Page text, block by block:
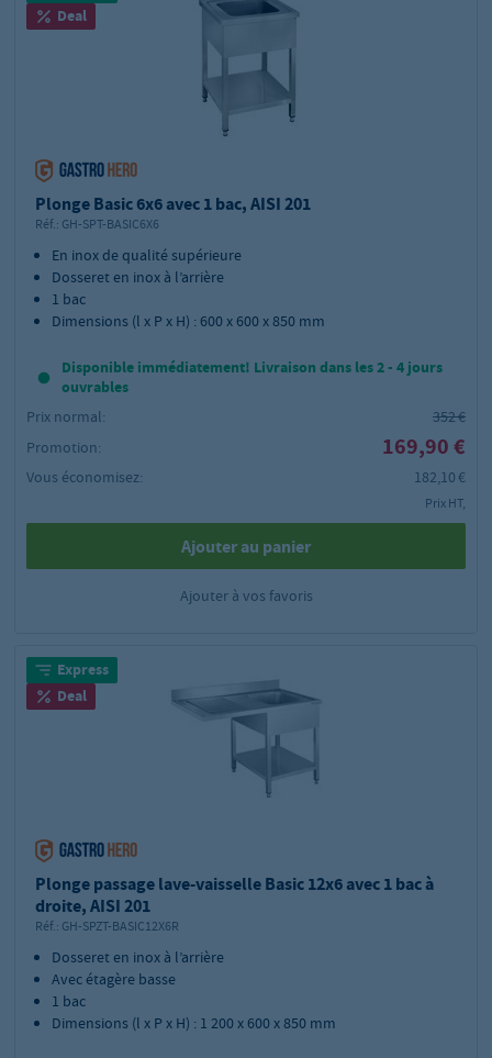
Deal
Plonge Basic 6x6 avec 1 bac, AISI 201
Réf.: GH-SPT-BASIC6X6
En inox de qualité supérieure
Dosseret en inox à l’arrière
1 bac
Dimensions (l x P x H) : 600 x 600 x 850 mm
Disponible immédiatement! Livraison dans les 2 - 4 jours
ouvrables
Prix normal:
352 €
Promotion:
169,90 €
Vous économisez: 182,10 €
Prix HT,
Ajouter au panier
Ajouter à vos favoris
Express
Deal
Plonge passage lave-vaisselle Basic 12x6 avec 1 bac à
droite, AISI 201
Réf.: GH-SPZT-BASIC12X6R
Dosseret en inox à l’arrière
Avec étagère basse
1 bac
Dimensions (l x P x H) : 1 200 x 600 x 850 mm